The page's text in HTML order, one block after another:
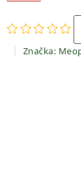
je
Značka: